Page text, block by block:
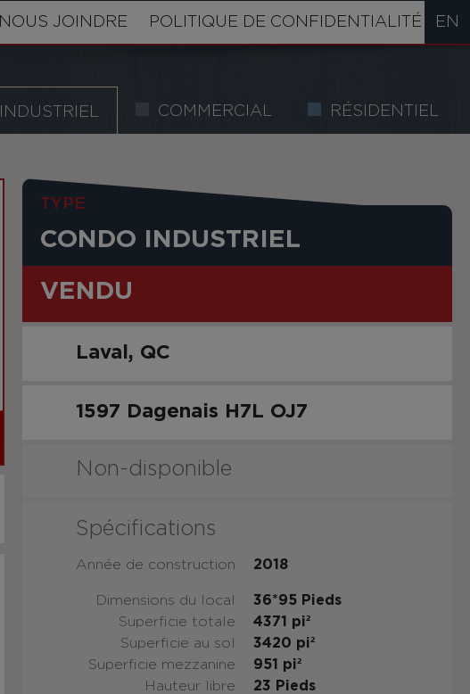
NOUS JOINDRE POLITIQUE DE CONFIDENTIALITÉ EN
INDUSTRIEL COMMERCIAL RÉSIDENTIEL
TYPE
CONDO INDUSTRIEL
VENDU
Laval QC
1597 Dagenais H7L OJ7
Non-disponible
Spécifications
Année de construction 2018
Dimensions du local 36*95 Pieds
Superficie totale
4371 pi²
Superficie au sol
3420 pi²
Superficie mezzanine
951 pi²
Hauteur libre
23 Pieds